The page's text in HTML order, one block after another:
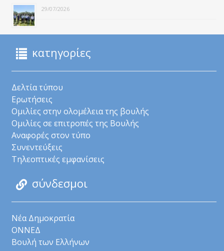
29/07/2026
κατηγορίες
Δελτία τύπου
Ερωτήσεις
Ομιλίες στην ολομέλεια της βουλής
Ομιλίες σε επιτροπές της Βουλής
Αναφορές στον τύπο
Συνεντεύξεις
Τηλεοπτικές εμφανίσεις
σύνδεσμοι
Νέα Δημοκρατία
ΟΝΝΕΔ
Βουλή των Ελλήνων